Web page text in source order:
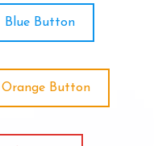
Blue Button
Orange Button